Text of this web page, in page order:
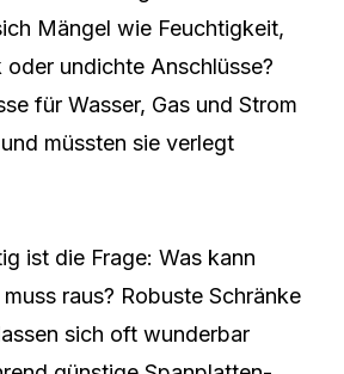
Mängel wie Feuchtigkeit,
undichte Anschlüsse?
für Wasser, Gas und Strom
müssten sie verlegt
ist die Frage: Was kann
raus? Robuste Schränke
sich oft wunderbar